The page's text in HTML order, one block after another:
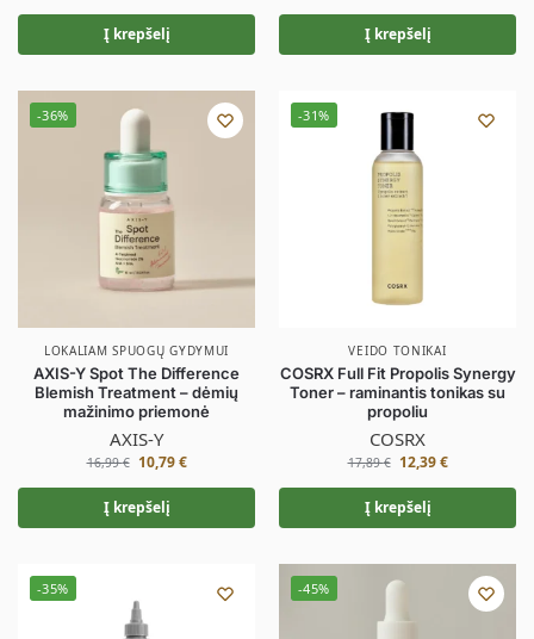
Į krepšelį Į krepšelį
-36%
LOKALIAM SPUOGŲ GYDYMUI
AXIS-Y Spot The Difference
Blemish Treatment – dėmių
mažinimo priemonė
AXIS-Y
16,99€ 10,79€
Į krepšelį
-31%
VEIDO TONIKAI
COSRX Full Fit Propolis Synergy
Toner – raminantis tonikas su
propoliu
COSRX
17,89€ 12,39€
Į krepšelį
-35% -45%